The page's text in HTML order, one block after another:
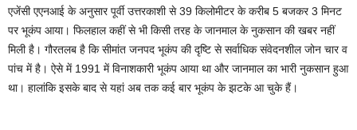
एजेंसी एएनआई के अनुसार पूर्वी उत्तरकाशी से 39 किलोमीटर के करीब 5 बजकर 3 मिनट
पर भूकंप आया। फिलहाल कहीं से भी किसी तरह के जानमाल के नुकसान की खबर नहीं
मिली है। गौरतलब है कि सीमांत जनपद भूकंप की दृष्टि से सर्वाधिक संवेदनशील जोन चार व
पांच में है। ऐसे में 1991 में विनाशकारी भूकंप आया था और जानमाल का भारी नुकसान हुआ
था। हालांकि इसके बाद से यहां अब तक कई बार भूकंप के झटके आ चुके हैं।